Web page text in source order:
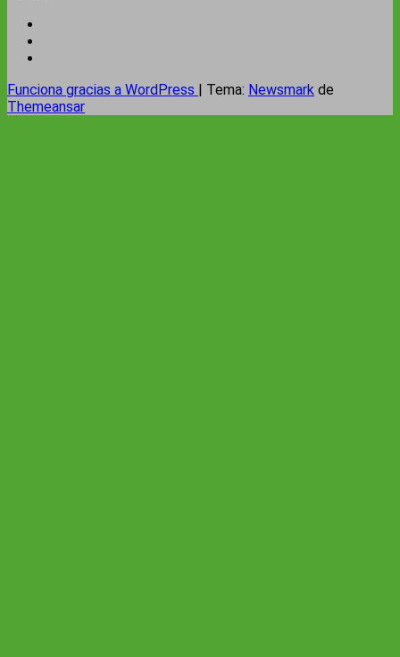
Funciona gracias a WordPress | Tema: Newsmark de
Themeansar